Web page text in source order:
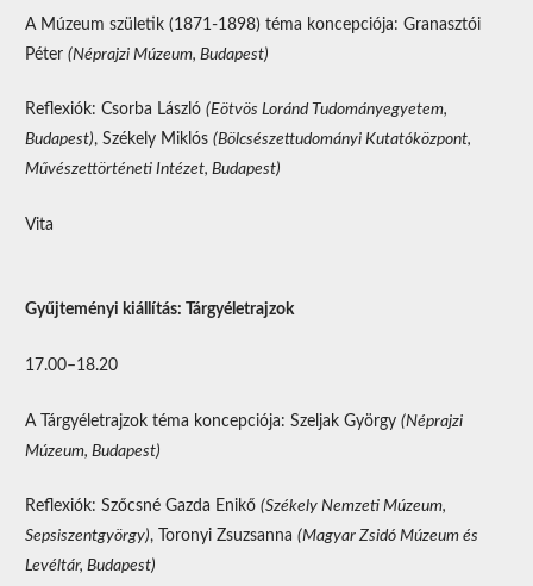
A Múzeum születik (1871-1898) téma koncepciója: Granasztói
Péter (Néprajzi Múzeum, Budapest)
Reflexiók: Csorba László (Eötvös Loránd Tudományegyetem,
Budapest), Székely Miklós (Bölcsészettudományi Kutatóközpont,
Művészettörténeti Intézet, Budapest)
Vita
Gyűjteményi kiállítás: Tárgyéletrajzok
17.00–18.20
A Tárgyéletrajzok téma koncepciója: Szeljak György (Néprajzi
Múzeum, Budapest)
Reflexiók: Szőcsné Gazda Enikő (Székely Nemzeti Múzeum,
Sepsiszentgyörgy), Toronyi Zsuzsanna (Magyar Zsidó Múzeum és
Levéltár, Budapest)